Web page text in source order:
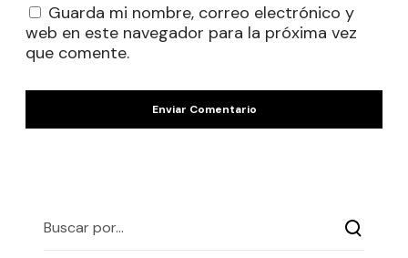
Guarda mi nombre, correo electrónico y
web en este navegador para la próxima vez
que comente.